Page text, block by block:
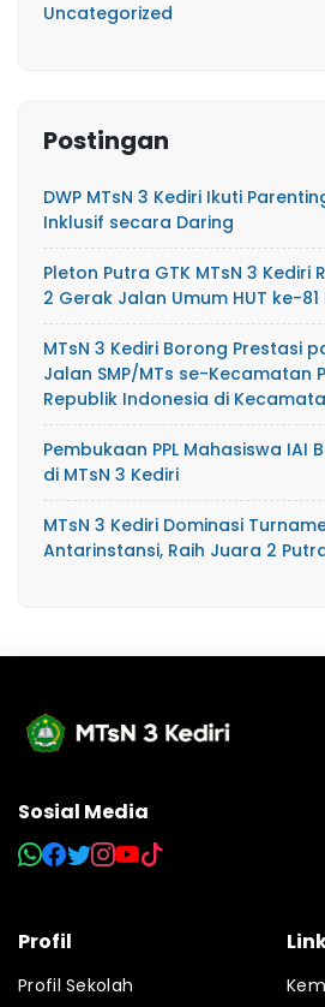
Uncategorized
Postingan
DWP MTsN 3 Kediri Ikuti
Inklusif secara Daring
Pleton Putra GTK MTsN 3 Kediri
2 Gerak Jalan Umum HUT ke-
MTsN 3 Kediri Borong Prestasi
Jalan SMP/MTs se-Kecamatan
Republik Indonesia di
Pembukaan PPL Mahasiswa IAI
di MTsN 3 Kediri
MTsN 3 Kediri Dominasi
Antarinstansi, Raih Juara 2
Sosial Media
Profil
Profil Sekolah